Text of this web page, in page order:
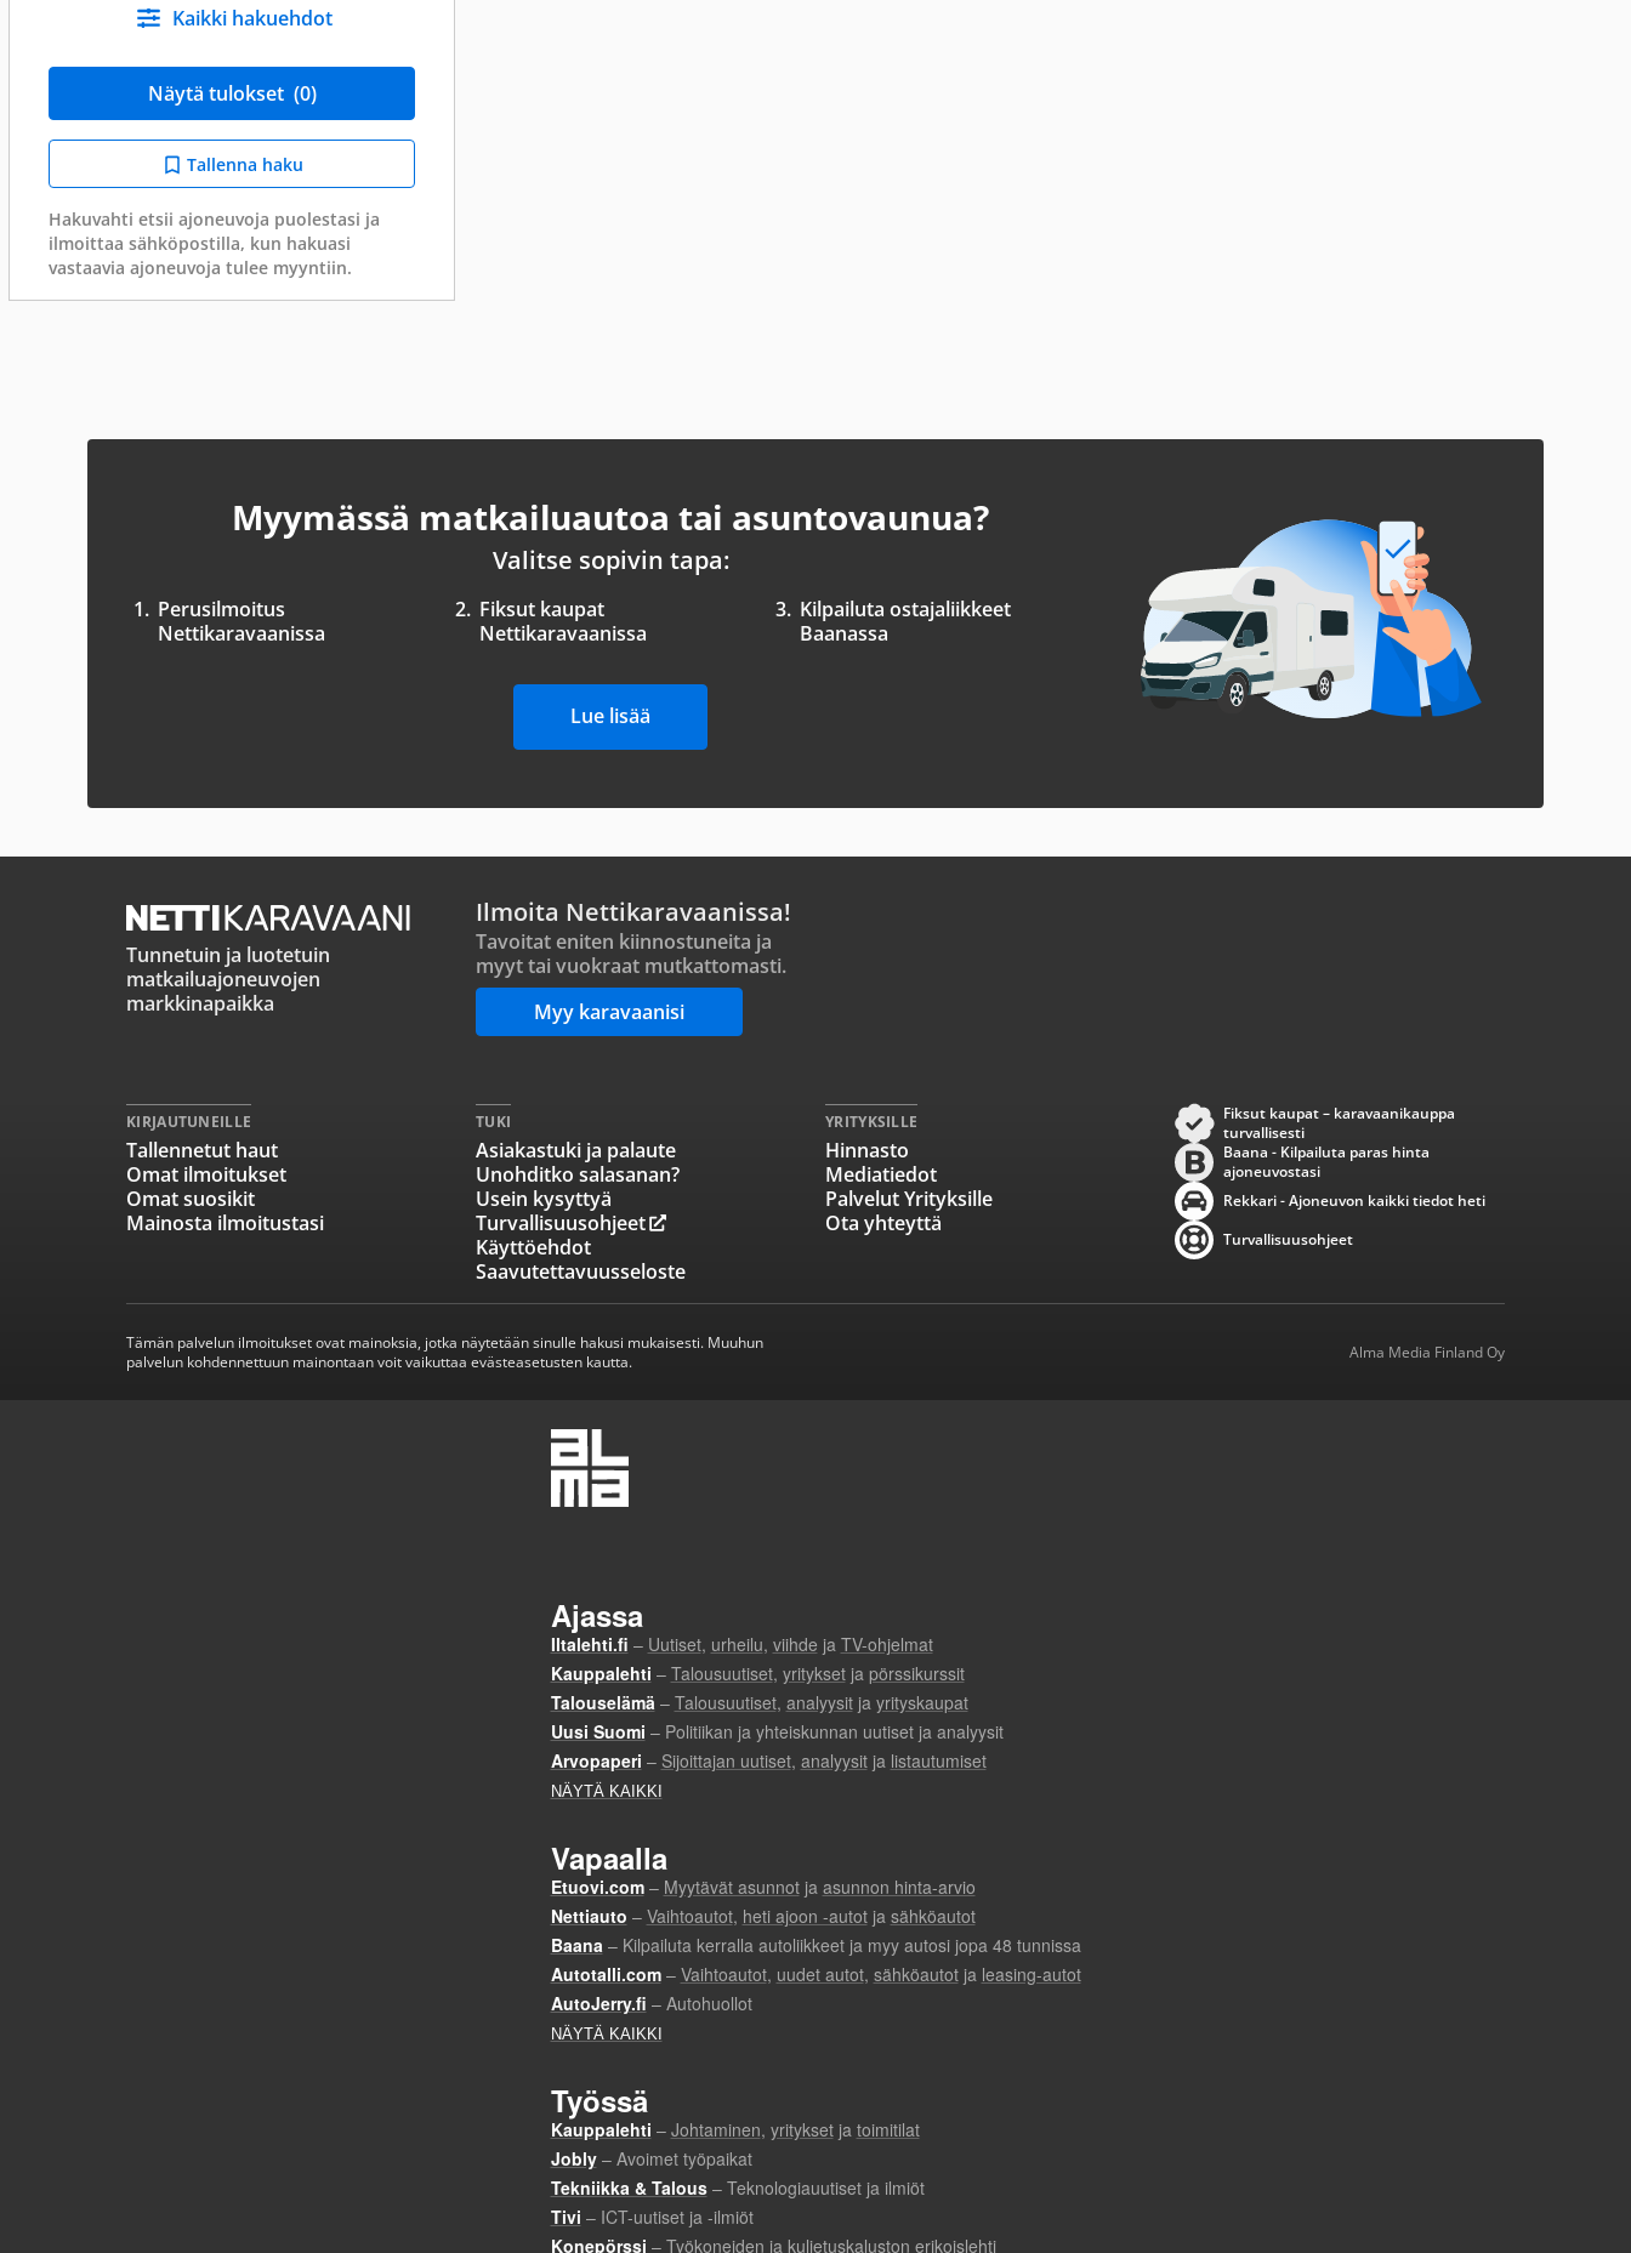
Kaikki hakuehdot
Näytä tulokset (0)
Tallenna haku
Hakuvahti etsii ajoneuvoja puolestasi ja
ilmoittaa sähköpostilla, kun hakuasi
vastaavia ajoneuvoja tulee myyntiin.
Myymässä matkailuautoa tai asuntovaunua?
Valitse sopivin tapa:
1. Perusilmoitus
Nettikaravaanissa
2. Fiksut kaupat
Nettikaravaanissa
3. Kilpailuta ostajaliikkeet
Baanassa
Lue lisää
Tunnetuin ja luotetuin
matkailuajoneuvojen
markkinapaikka
Ilmoita Nettikaravaanissa!
Tavoitat eniten kiinnostuneita ja
myyt tai vuokraat mutkattomasti.
Myy karavaanisi
KIRJAUTUNEILLE
Tallennetut haut
Omat ilmoitukset
Omat suosikit
Mainosta ilmoitustasi
TUKI
Asiakastuki ja palaute
Unohditko salasanan?
Usein kysyttyä
Turvallisuusohjeet
Käyttöehdot
Saavutettavuusseloste
YRITYKSILLE
Hinnasto
Mediatiedot
Palvelut Yrityksille
Ota yhteyttä
Fiksut kaupat – karavaanikauppa
turvallisesti
Baana - Kilpailuta paras hinta
ajoneuvostasi
Rekkari - Ajoneuvon kaikki tiedot heti
Turvallisuusohjeet
Tämän palvelun ilmoitukset ovat mainoksia, jotka näytetään sinulle hakusi mukaisesti. Muuhun
palvelun kohdennettuun mainontaan voit vaikuttaa evästeasetusten kautta.
Alma Media Finland Oy